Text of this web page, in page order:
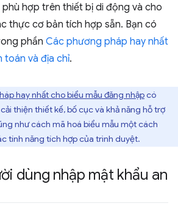
hợp trên thiết bị di động và cho
thực cơ bản tích hợp sẵn. Bạn có
phần Các phương pháp hay nhất
toán và địa chỉ.
hay nhất cho biểu mẫu đăng nhậpcó
thiện thiết kế, bố cục và khả năng hỗ trợ
như cách mã hoá biểu mẫu một cách
tính năng tích hợp của trình duyệt.
dùng nhập mật khẩu an